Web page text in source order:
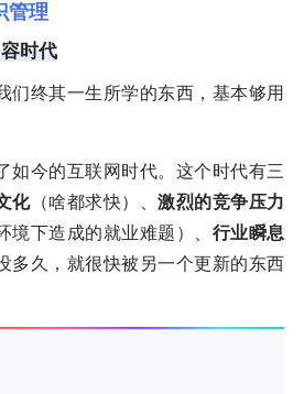
管理
时代
们终其一生所学的东西，基本够用
如今的互联网时代。这个时代有三
化（啥都求快）、 激烈的竞争压力
境下造成的就业难题）、 行业瞬息
多久，就很快被另一个更新的东西